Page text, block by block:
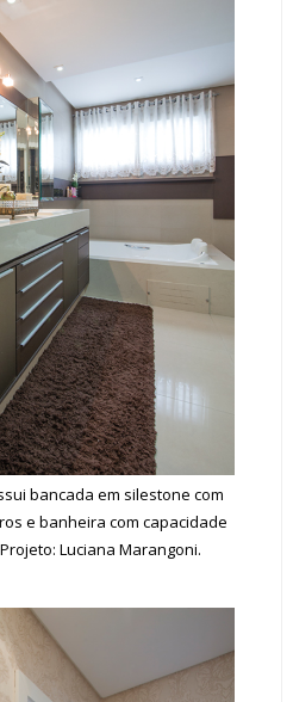
bancada em silestone com
e banheira com capacidade
Luciana Marangoni.